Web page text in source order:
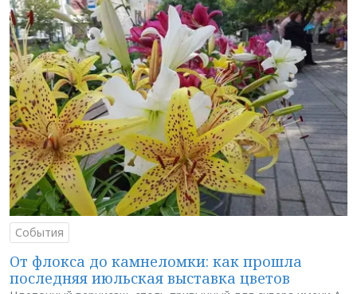
События
От флокса до камнеломки: как прошла
последняя июльская выставка цветов